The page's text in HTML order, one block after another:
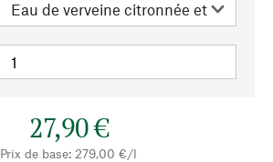
27,90 €
Prix de base: 279,00 €/l